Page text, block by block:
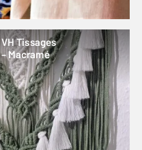
VH Tissages
– Macramé